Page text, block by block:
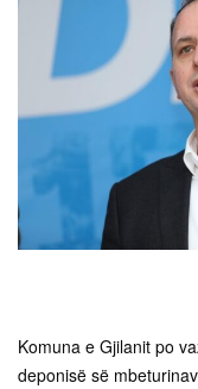
Komuna e Gjilanit po
deponisë së